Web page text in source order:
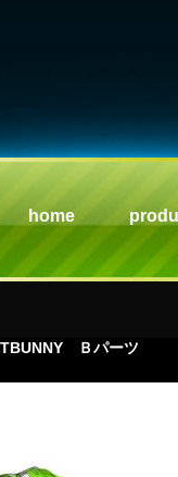
home
Ｂパーツ